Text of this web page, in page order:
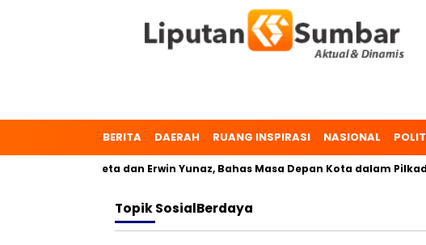
BERITA DAERAH RUANG INSPIRASI NASIONAL
Dr. Zulmaeta dan Erwin Yunaz, Bahas Masa Depan Kota dalam Pilkada
TopikSosialBerdaya